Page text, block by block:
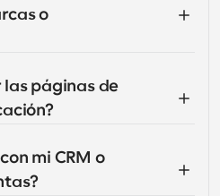
o
las páginas de
mi CRM o